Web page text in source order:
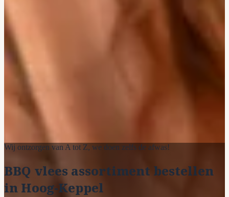
Wij ontzorgen van A tot Z, we doen zelfs de afwas!
BBQ vlees assortiment bestellen
in Hoog-Keppel